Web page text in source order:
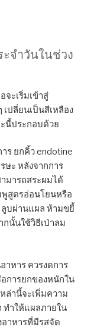
จำวันในช่วง
จะเริ่มเข้าสู่
ปลี่ยนเป็นสีเหลือง
นี้ประกอบด้วย
ร ยกคิ้ว endotine
ษะ หลังจากการ
มารถสระผมได้
สูตรอ่อนโยนหรือ
บผ่านแผล ห้ามขยี้
กนั้นใช้วิธีเป่าลม
หาร ควรงดการ
การยกของหนักใน
ล่านี้จะเพิ่มความ
ทำให้แผลภายใน
าหารที่มีรสจัด